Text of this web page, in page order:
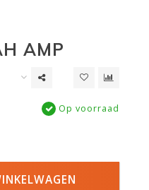
AMP
Op voorraad